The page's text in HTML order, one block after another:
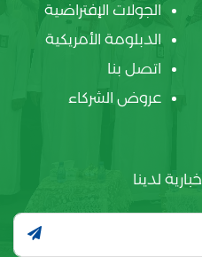
الجولات الإفتراضية
الدبلومة الأمريكية
اتصل بنا
عروض الشركاء
لدينا